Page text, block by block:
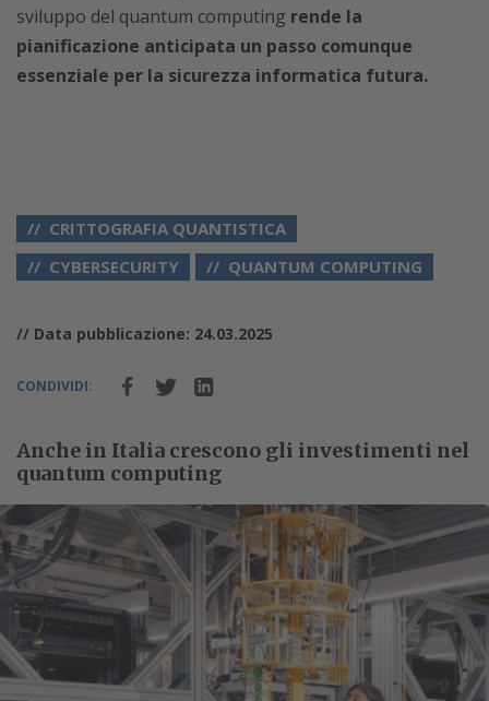
sviluppo del quantum computing rende la
pianificazione anticipata un passo comunque
essenziale per la sicurezza informatica futura.
CRITTOGRAFIA QUANTISTICA
CYBERSECURITY
QUANTUM COMPUTING
// Data pubblicazione: 24.03.2025
CONDIVIDI:
Anche in Italia crescono gli investimenti nel
quantum computing